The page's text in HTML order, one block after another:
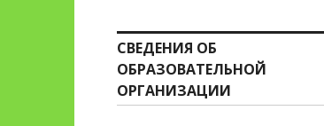
СВЕДЕНИЯ ОБ
ОБРАЗОВАТЕЛЬНОЙ
ОРГАНИЗАЦИИ